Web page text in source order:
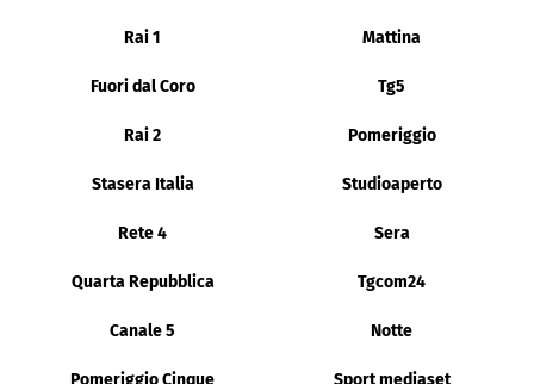
Rai 1 Mattina
Fuori dal Coro Tg5
Rai 2 Pomeriggio
Stasera Italia Studioaperto
Rete 4 Sera
Quarta Repubblica Tgcom24
Canale 5 Notte
Pomeriggio Cinque Sport mediaset